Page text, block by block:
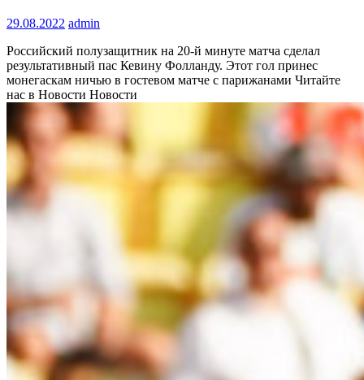
29.08.2022 admin
Российский полузащитник на 20-й минуте матча сделал
результативный пас Кевину Фолланду. Этот гол принес
монегаскам ничью в гостевом матче с парижанами Читайте
нас в Новости Новости